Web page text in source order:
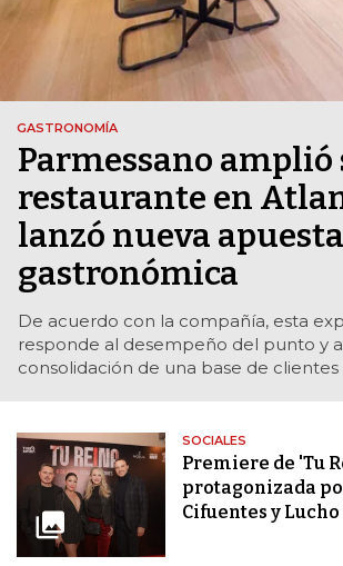
GASTRONOMÍA
Parmessano amplió
restaurante en
lanzó nueva apuesta
gastronómica
De acuerdo con la compañía, esta
responde al desempeño del punto y
consolidación de una base de clientes
SOCIALES
Premiere de 'Tu
protagonizada
Cifuentes y